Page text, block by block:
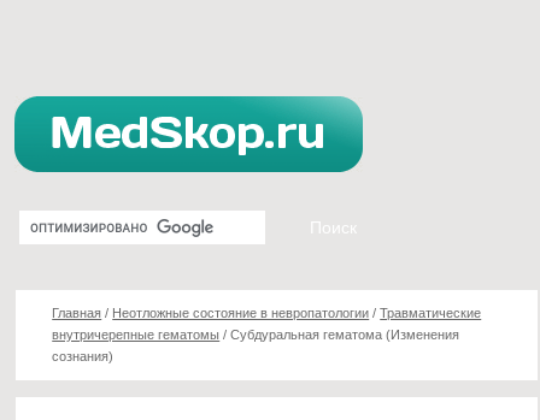
Главная / Неотложные состояние в невропатологии /Травматические
внутричерепные гематомы /Субдуральная гематома (Изменения
сознания)